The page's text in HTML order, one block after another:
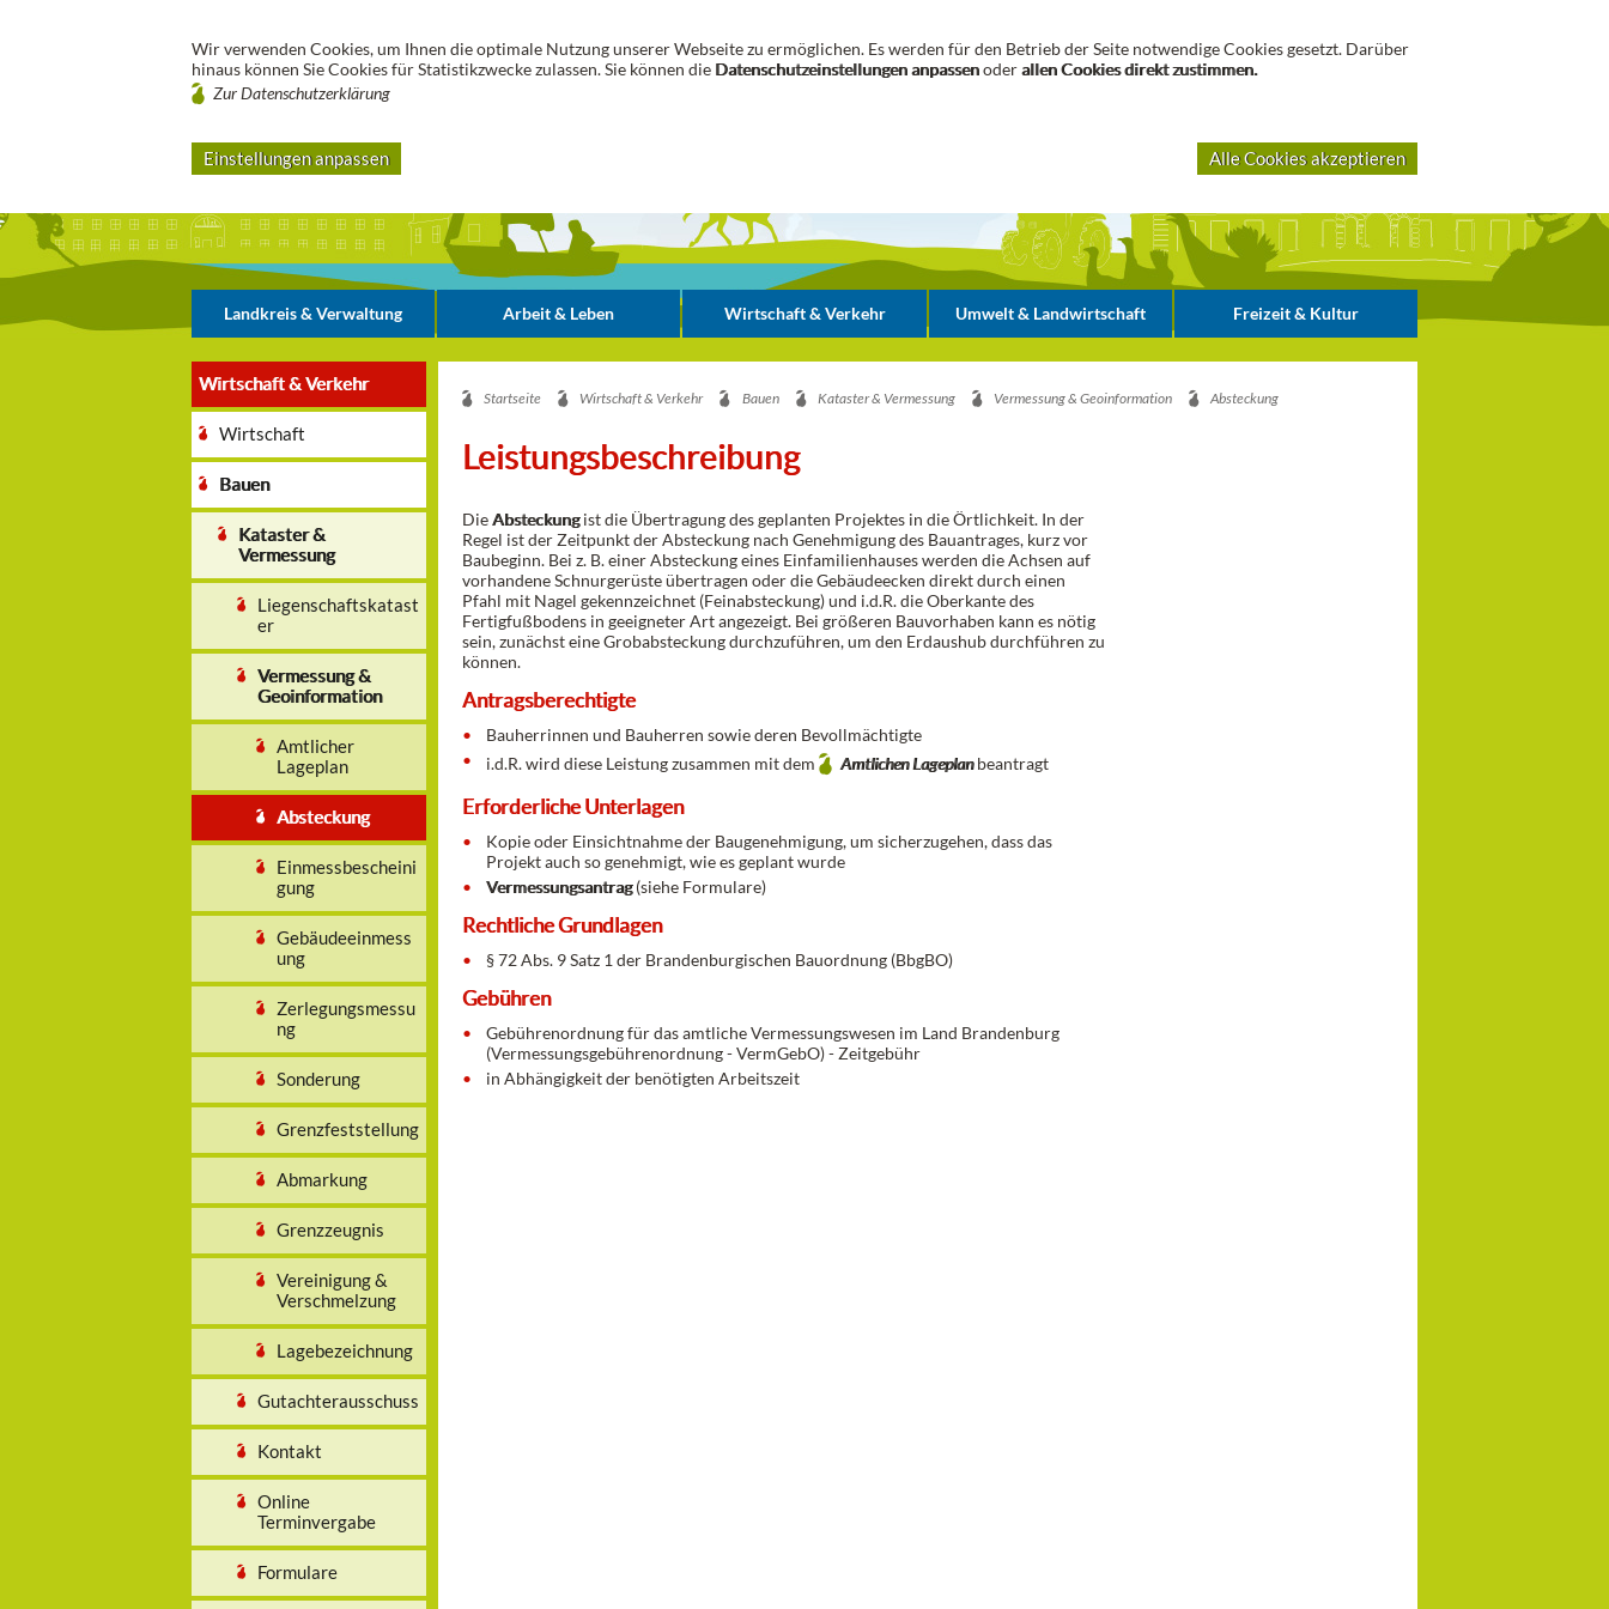
Wir verwenden Cookies, um Ihnen die optimale Nutzung unserer Webseite zu ermöglichen. Es werden für den Betrieb der Seite notwendige Cookies gesetzt. Darüber
hinaus können Sie Cookies für Statistikzwecke zulassen. Sie können die Datenschutzeinstellungen anpassenoderallen Cookies direkt zustimmen.
Zur Datenschutzerklärung
Einstellungen anpassen Alle Cookies akzeptieren
Landkreis & Verwaltung Arbeit & Leben Wirtschaft & Verkehr Umwelt & Landwirtschaft Freizeit & Kultur
Wirtschaft & Verkehr
Wirtschaft
Bauen
Kataster &
Vermessung
Liegenschaftskatast
er
Vermessung &
Geoinformation
Amtlicher
Lageplan
Absteckung
Einmessbescheini
gung
Gebäudeeinmess
ung
Zerlegungsmessu
ng
Sonderung
Grenzfeststellung
Abmarkung
Grenzzeugnis
Vereinigung &
Verschmelzung
Lagebezeichnung
Gutachterausschuss
Kontakt
Online
Terminvergabe
Formulare
Startseite Wirtschaft & Verkehr Bauen Kataster & Vermessung Vermessung & Geoinformation Absteckung
Leistungsbeschreibung
DieAbsteckungist die Übertragung des geplanten Projektes in die Örtlichkeit. In der
Regel ist der Zeitpunkt der Absteckung nach Genehmigung des Bauantrages, kurz vor
Baubeginn. Bei z. B. einer Absteckung eines Einfamilienhauses werden die Achsen auf
vorhandene Schnurgerüste übertragen oder die Gebäudeecken direkt durch einen
Pfahl mit Nagel gekennzeichnet (Feinabsteckung) und i.d.R. die Oberkante des
Fertigfußbodens in geeigneter Art angezeigt. Bei größeren Bauvorhaben kann es nötig
sein, zunächst eine Grobabsteckung durchzuführen, um den Erdaushub durchführen zu
können.
Antragsberechtigte
Bauherrinnen und Bauherren sowie deren Bevollmächtigte
i.d.R. wird diese Leistung zusammen mit dem
Amtlichen Lageplanbeantragt
Erforderliche Unterlagen
Kopie oder Einsichtnahme der Baugenehmigung, um sicherzugehen, dass das
Projekt auch so genehmigt, wie es geplant wurde
Vermessungsantrag(siehe Formulare)
Rechtliche Grundlagen
§ 72 Abs. 9 Satz 1 der Brandenburgischen Bauordnung (BbgBO)
Gebühren
Gebührenordnung für das amtliche Vermessungswesen im Land Brandenburg
(Vermessungsgebührenordnung - VermGebO) - Zeitgebühr
in Abhängigkeit der benötigten Arbeitszeit